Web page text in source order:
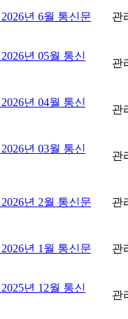
년 6월 통신문 관
년 05월 통신
관
년 04월 통신
관
년 03월 통신
관
년 2월 통신문 관
년 1월 통신문 관
년 12월 통신
관